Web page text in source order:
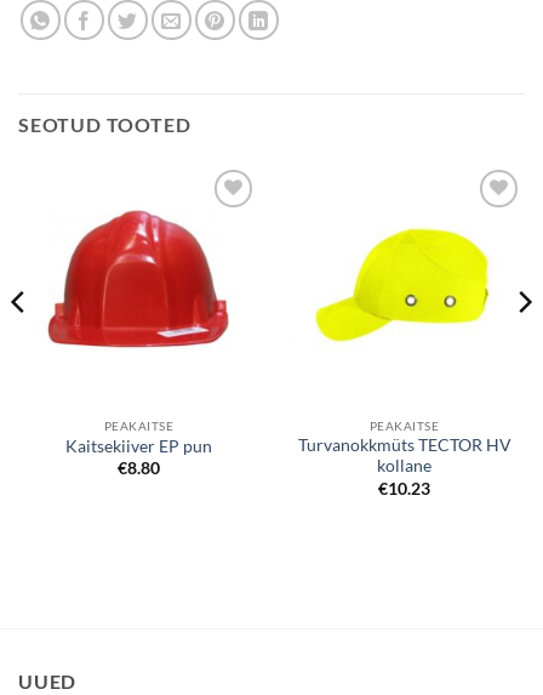
SEOTUD TOOTED
Lisa
soovinimekirjale
PEAKAITSE
Kaitsekiiver EP pun
€8.80
soovinimekirjale
PEAKAITSE
Turvanokkmüts TECTOR HV
kollane
€10.23
UUED